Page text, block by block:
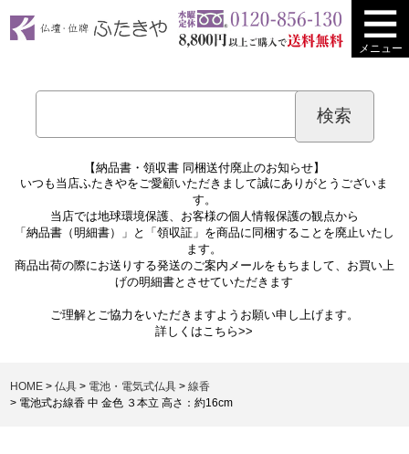
メニュー
【納品書・領収書 同梱送付廃止のお知らせ】
いつも当店ふたきやをご愛顧いただきまして誠にありがとうございま
す。
当店では地球環境保護、お客様の個人情報保護の観点から
「納品書（明細書）」と「領収証」を商品に同梱することを廃止いたし
ます。
商品出荷の際にお送りする発送のご案内メールをもちまして、お買い上
げの明細書とさせていただきます
ご理解とご協力をいただきますようお願い申し上げます。
詳しくはこちら>>
HOME 仏具 電池・電気式仏具
線香
電池式お線香 中 金色 ３本立 高さ：約16cm